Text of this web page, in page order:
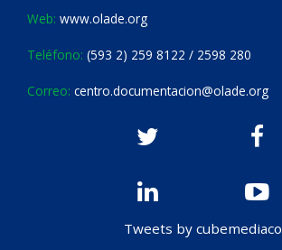
Web: www.olade.org
Teléfono: (593 2) 259 8122 / 2598 280
Correo: centro.documentacion@olade.org
Tweets by cubemediaco